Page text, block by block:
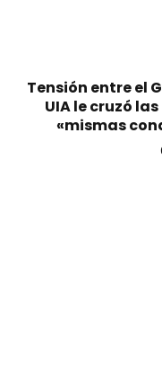
Tensión entre el
UIA le cruzó
«mismas